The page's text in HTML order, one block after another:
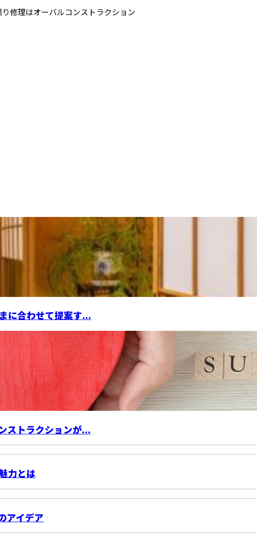
修理はオーバルコンストラクション
に合わせて提案す...
ストラクションが...
力とは
アイデア